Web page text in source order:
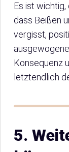
Es ist
dass Beißen
vergisst,
Konsequenz
letztendlich
5.